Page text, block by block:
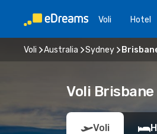
Voli Hotel
Voli Australia Sydney
Voli
Voli